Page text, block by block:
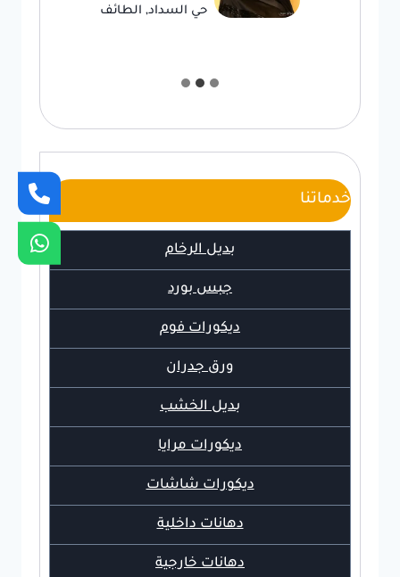
حي السداد, الطائف
خدماتنا
بديل الرخام
جبس بورد
ديكورات فوم
ورق جدران
بديل الخشب
ديكورات مرايا
ديكورات شاشات
دهانات داخلية
دهانات خارجية